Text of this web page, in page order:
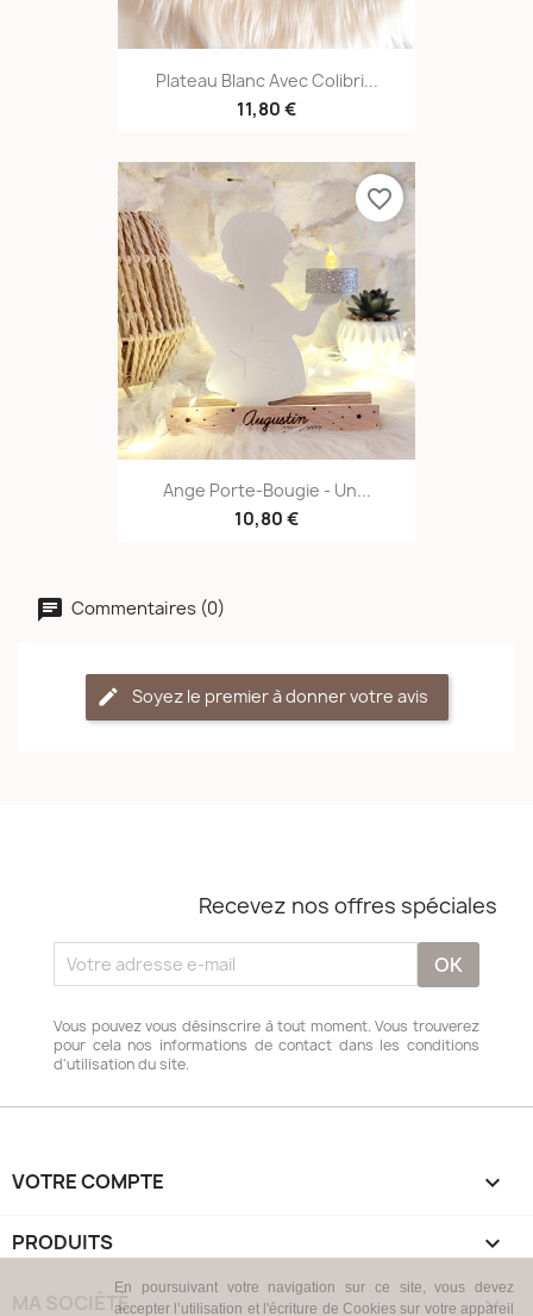
Plateau Blanc Avec Colibri...
11,80 €
Ange Porte-Bougie - Un...
10,80 €
favorite_border
Commentaires (0)
Soyez le premier à donner votre avis
Recevez nos offres spéciales
Vous pouvez vous désinscrire à tout moment. Vous trouverez
pour cela nos informations de contact dans les conditions
d'utilisation du site.
VOTRE COMPTE 
En poursuivant votre navigation sur ce site, vous devez
accepter l’utilisation et l'écriture de Cookies sur votre appareil
PRODUITS 
MA SOCIÉTÉ 